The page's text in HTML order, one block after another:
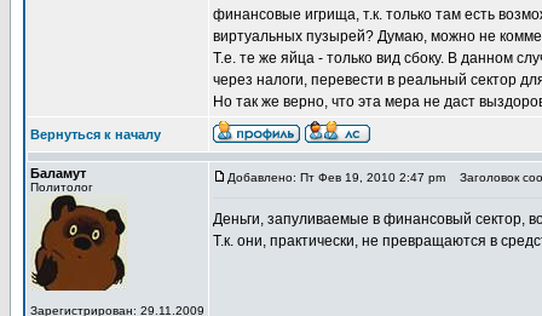
финансовые игрища, т.к. только там есть
виртуальных пузырей? Думаю, можно не
Т.е. те же яйца - только вид сбоку. В данном
через налоги, перевести в реальный сектор
Но так же верно, что эта мера не даст
Вернуться к началу
Баламут
Политолог
Зарегистрирован: 29.11.2009
Добавлено: Пт Фев 19, 2010 2:47 pm Заголовок
Деньги, запуливаемые в финансовый сектор,
Т.к. они, практически, не превращаются в